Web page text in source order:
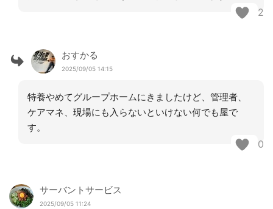
2
おすかる
2025/09/05 14:15
特養やめてグループホームにきましたけど、管理者、
ケアマネ、現場にも入らないといけない何でも屋で
す。
0
サーバントサービス
2025/09/05 11:24